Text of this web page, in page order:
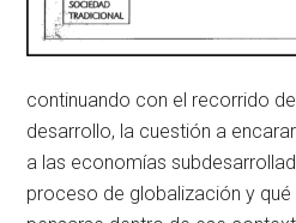
continuando con el recorrido
desarrollo, la cuestión a
a las economías
proceso de globalización y qué